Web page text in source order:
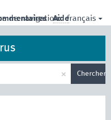
de navigation: français
Aide
× Chercher